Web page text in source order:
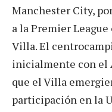
Manchester City,
a la Premier
Villa. El
inicialmente con el
que el Villa
participación en la